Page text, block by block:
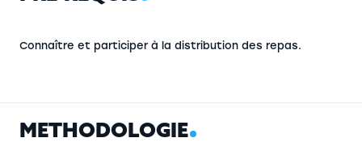
Connaître et participer à la distribution des repas.
MÉTHODOLOGIE